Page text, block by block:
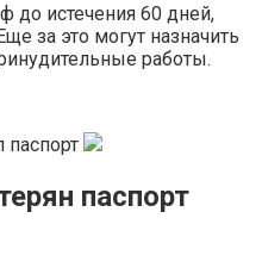
до истечения 60 дней,
за это могут назначить
работы.
паспорт